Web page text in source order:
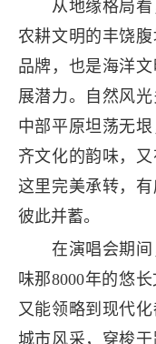
从地缘格局看
农耕文明的丰饶
品牌，也是海洋
展潜力。自然风
中部平原坦荡无
齐文化的韵味，
这里完美承转，
彼此并蓄。
在演唱会期间
味那8000年的悠
又能领略到现代
城市风采，穿梭